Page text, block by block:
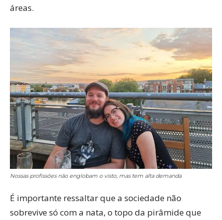
áreas.
Nossas profissões não englobam o visto, mas tem alta demanda
É importante ressaltar que a sociedade não
sobrevive só com a nata, o topo da pirâmide que